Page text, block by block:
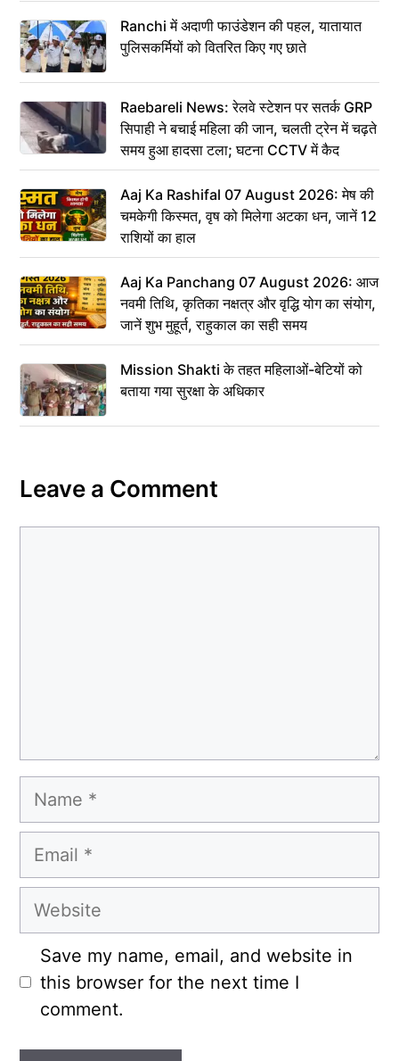
Ranchi में अदाणी फाउंडेशन की पहल, यातायात
पुलिसकर्मियों को वितरित किए गए छाते
Raebareli News: रेलवे स्टेशन पर सतर्क GRP
सिपाही ने बचाई महिला की जान, चलती ट्रेन में चढ़ते
समय हुआ हादसा टला; घटना CCTV में कैद
Aaj Ka Rashifal 07 August 2026: मेष की
चमकेगी किस्मत, वृष को मिलेगा अटका धन, जानें 12
राशियों का हाल
Aaj Ka Panchang 07 August 2026: आज
नवमी तिथि, कृतिका नक्षत्र और वृद्धि योग का संयोग,
जानें शुभ मुहूर्त, राहुकाल का सही समय
Mission Shakti के तहत महिलाओं-बेटियों को
बताया गया सुरक्षा के अधिकार
Leave a Comment
Name
Email
Website
Save my name, email, and website in
this browser for the next time I
comment.